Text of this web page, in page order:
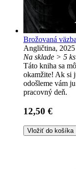
Brožovaná väzba
Angličtina, 2025
Na sklade > 5 ks
Táto kniha sa
okamžite! Ak si
odošleme vám
pracovný deň.
12,50 €
Vložiť do košíka